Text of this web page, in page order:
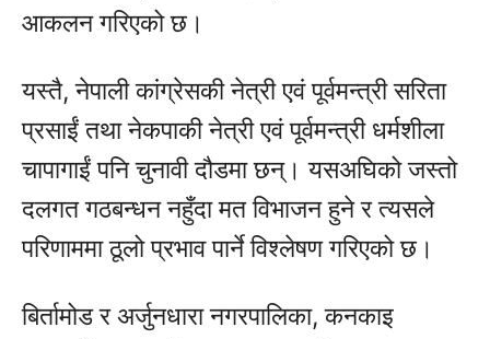
आकलन गरिएको छ।
यस्तै, नेपाली कांग्रेसकी नेत्री एवं पूर्वमन्त्री सरिता
प्रसाईं तथा नेकपाकी नेत्री एवं पूर्वमन्त्री धर्मशीला
चापागाईं पनि चुनावी दौडमा छन्। यसअघिको जस्तो
दलगत गठबन्धन नहुँदा मत विभाजन हुने र त्यसले
परिणाममा ठूलो प्रभाव पार्ने विश्लेषण गरिएको छ।
बिर्तामोड र अर्जुनधारा नगरपालिका, कनकाइ